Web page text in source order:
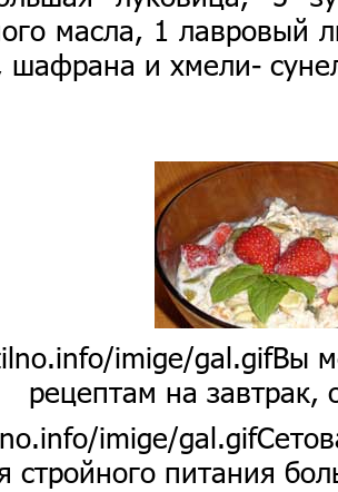
масла, 1 лавровый
шафрана и хмели-
Вы
рецептам на завтрак,
стройного питания